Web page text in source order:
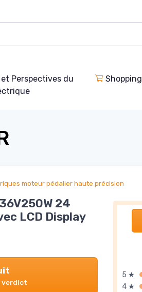
Perspectives du
Shopping
moteur pédalier haute précision
5 ★
4 ★
24
LCD Display
verdict